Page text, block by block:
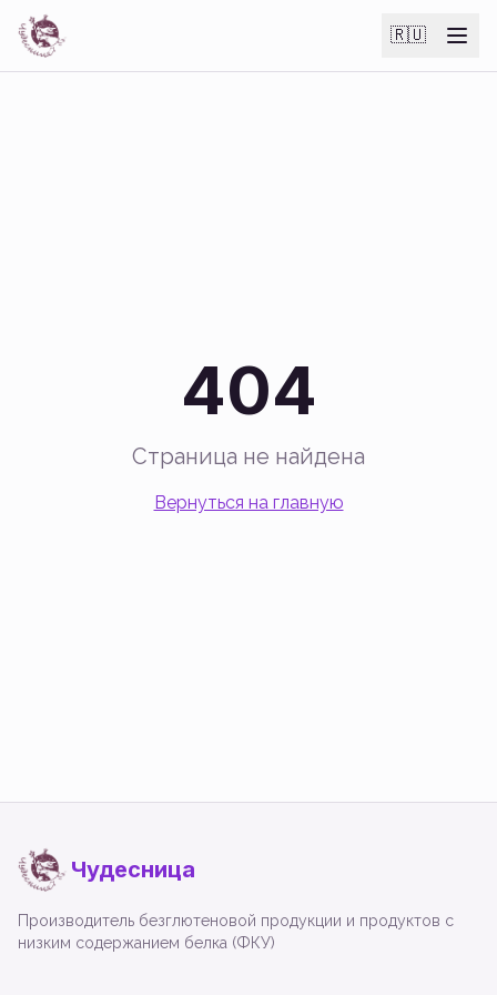
🇷🇺
404
Страница не найдена
Вернуться на главную
Чудесница
Производитель безглютеновой продукции и продуктов с
низким содержанием белка (ФКУ)